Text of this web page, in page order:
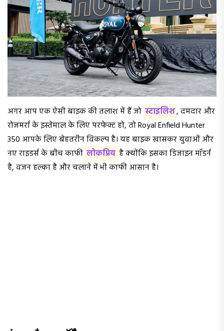
अगर आप एक ऐसी बाइक की तलाश में हैं जो स्टाइलिश, दमदार और
रोजमर्रा के इस्तेमाल के लिए परफेक्ट हो, तो Royal Enfield Hunter
350 आपके लिए बेहतरीन विकल्प है। यह बाइक खासकर युवाओं और
नए राइडर्स के बीच काफी लोकप्रिय है क्योंकि इसका डिजाइन मॉडर्न
है, वजन हल्का है और चलाने में भी काफी आसान है।